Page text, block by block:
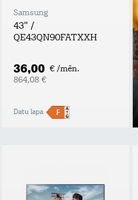
Samsung
43" /
QE43QN90FATXXH
36,00 € /mēn.
864,08 €
Datu lapa